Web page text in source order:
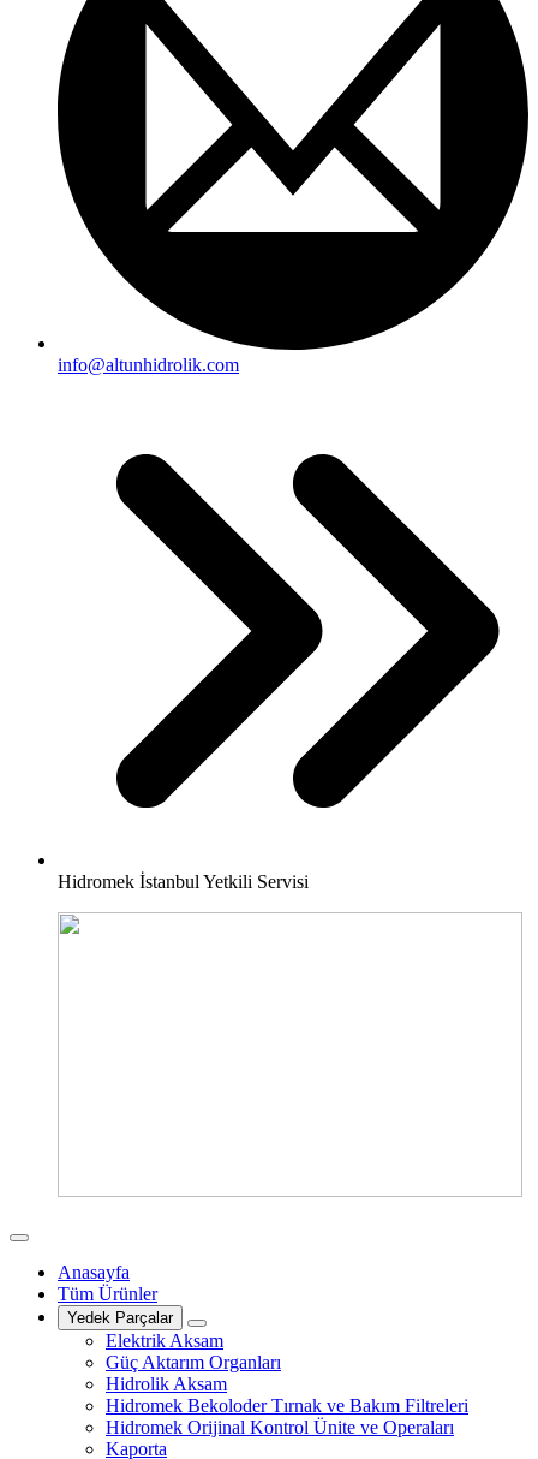
info@altunhidrolik.com
Hidromek İstanbul Yetkili Servisi
Anasayfa
Tüm Ürünler
Yedek Parçalar
Elektrik Aksam
Güç Aktarım Organları
Hidrolik Aksam
Hidromek Bekoloder Tırnak ve Bakım Filtreleri
Hidromek Orijinal Kontrol Ünite ve Operaları
Kaporta